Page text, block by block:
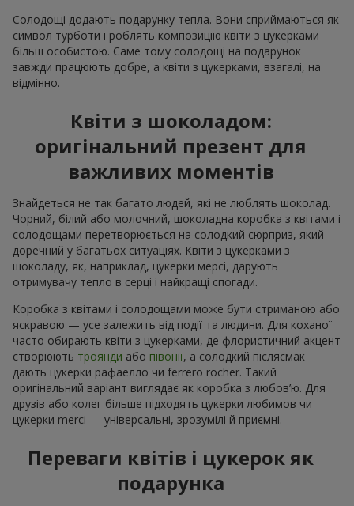
Солодощі додають подарунку тепла. Вони сприймаються як
символ турботи і роблять композицію квіти з цукерками
більш особистою. Саме тому солодощі на подарунок
завжди працюють добре, а квіти з цукерками, взагалі, на
відмінно.
Квіти з шоколадом:
оригінальний презент для
важливих моментів
Знайдеться не так багато людей, які не люблять шоколад.
Чорний, білий або молочний, шоколадна коробка з квітами і
солодощами перетворюється на солодкий сюрприз, який
доречний у багатьох ситуаціях. Квіти з цукерками з
шоколаду, як, наприклад, цукерки мерсі, дарують
отримувачу тепло в серці і найкращі спогади.
Коробка з квітами і солодощами може бути стриманою або
яскравою — усе залежить від події та людини. Для коханої
часто обирають квіти з цукерками, де флористичний акцент
створюють троянди або півонії, а солодкий післясмак
дають цукерки рафаелло чи ferrero rocher. Такий
оригінальний варіант виглядає як коробка з любов’ю. Для
друзів або колег більше підходять цукерки любимов чи
цукерки merci — універсальні, зрозумілі й приємні.
Переваги квітів і цукерок як
подарунка